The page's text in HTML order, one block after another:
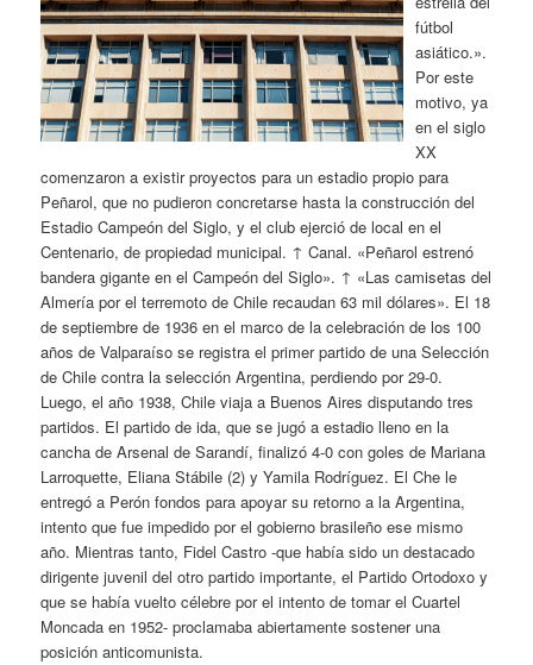
fútbol
asiático.».
Por este
motivo, ya
en el siglo
XX
comenzaron a existir proyectos para un estadio propio para
Peñarol, que no pudieron concretarse hasta la construcción del
Estadio Campeón del Siglo, y el club ejerció de local en el
Centenario, de propiedad municipal. ↑ Canal. «Peñarol estrenó
bandera gigante en el Campeón del Siglo». ↑ «Las camisetas del
Almería por el terremoto de Chile recaudan 63 mil dólares». El 18
de septiembre de 1936 en el marco de la celebración de los 100
años de Valparaíso se registra el primer partido de una Selección
de Chile contra la selección Argentina, perdiendo por 29-0.
Luego, el año 1938, Chile viaja a Buenos Aires disputando tres
partidos. El partido de ida, que se jugó a estadio lleno en la
cancha de Arsenal de Sarandí, finalizó 4-0 con goles de Mariana
Larroquette, Eliana Stábile (2) y Yamila Rodríguez. El Che le
entregó a Perón fondos para apoyar su retorno a la Argentina,
intento que fue impedido por el gobierno brasileño ese mismo
año. Mientras tanto, Fidel Castro -que había sido un destacado
dirigente juvenil del otro partido importante, el Partido Ortodoxo y
que se había vuelto célebre por el intento de tomar el Cuartel
Moncada en 1952- proclamaba abiertamente sostener una
posición anticomunista.